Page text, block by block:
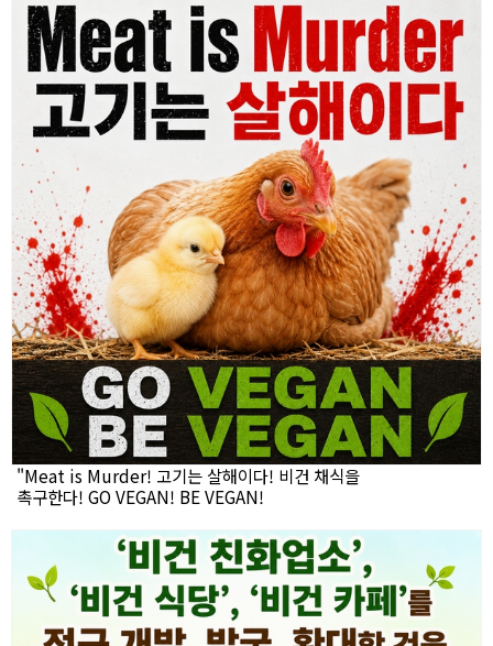
"Meat is Murder! 고기는 살해이다! 비건 채식을
촉구한다! GO VEGAN! BE VEGAN!